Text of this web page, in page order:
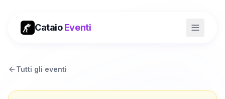
CataioEventi
Tutti gli eventi